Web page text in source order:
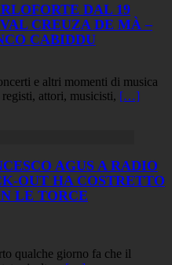
DAL 19
CREUZA DE MÀ –
CABIDDU
e altri momenti di musica
attori, musicisti, […]
AGUS A RADIO
OUT HA COSTRETTO
LE TORCE
qualche giorno fa che il